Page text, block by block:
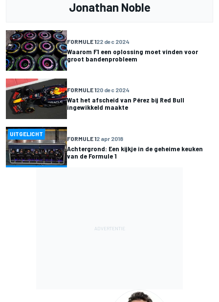
Jonathan Noble
FORMULE 122 dec 2024
Waarom F1 een oplossing moet vinden voor
groot bandenprobleem
FORMULE 120 dec 2024
Wat het afscheid van Pérez bij Red Bull
ingewikkeld maakte
UITGELICHT
FORMULE 12 apr 2018
Achtergrond: Een kijkje in de geheime keuken
van de Formule 1